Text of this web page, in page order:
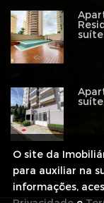
O site da
para auxiliar na
informações,